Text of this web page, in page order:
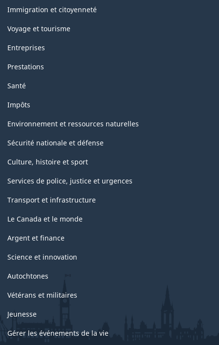
sujets
Immigration et citoyenneté
Voyage et tourisme
Entreprises
Prestations
Santé
Impôts
Environnement et ressources naturelles
Sécurité nationale et défense
Culture, histoire et sport
Services de police, justice et urgences
Transport et infrastructure
Le Canada et le monde
Argent et finance
Science et innovation
Autochtones
Vétérans et militaires
Jeunesse
Gérer les événements de la vie